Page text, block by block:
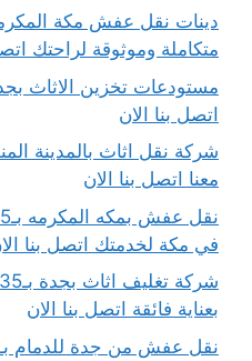
متكاملة وموثوقة لراحتك
اتصل بنا الان
معنا اتصل بنا الان
في مكة لخدمتك اتصل بنا
بعناية فائقة اتصل بنا الان